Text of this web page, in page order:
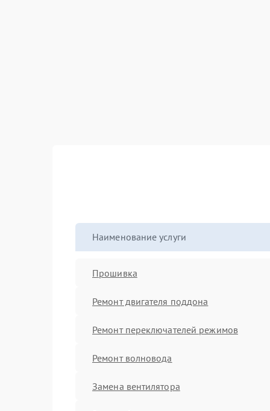
Наименование услуги
Прошивка
Ремонт двигателя поддона
Ремонт переключателей режимов
Ремонт волновода
Замена вентилятора